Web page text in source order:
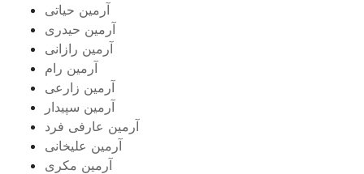
آرمین حیاتی
آرمین حیدری
آرمین رازانی
آرمین رام
آرمین زارعی
آرمین سپیدار
آرمین عارفی فرد
آرمین علیخانی
آرمین مکری